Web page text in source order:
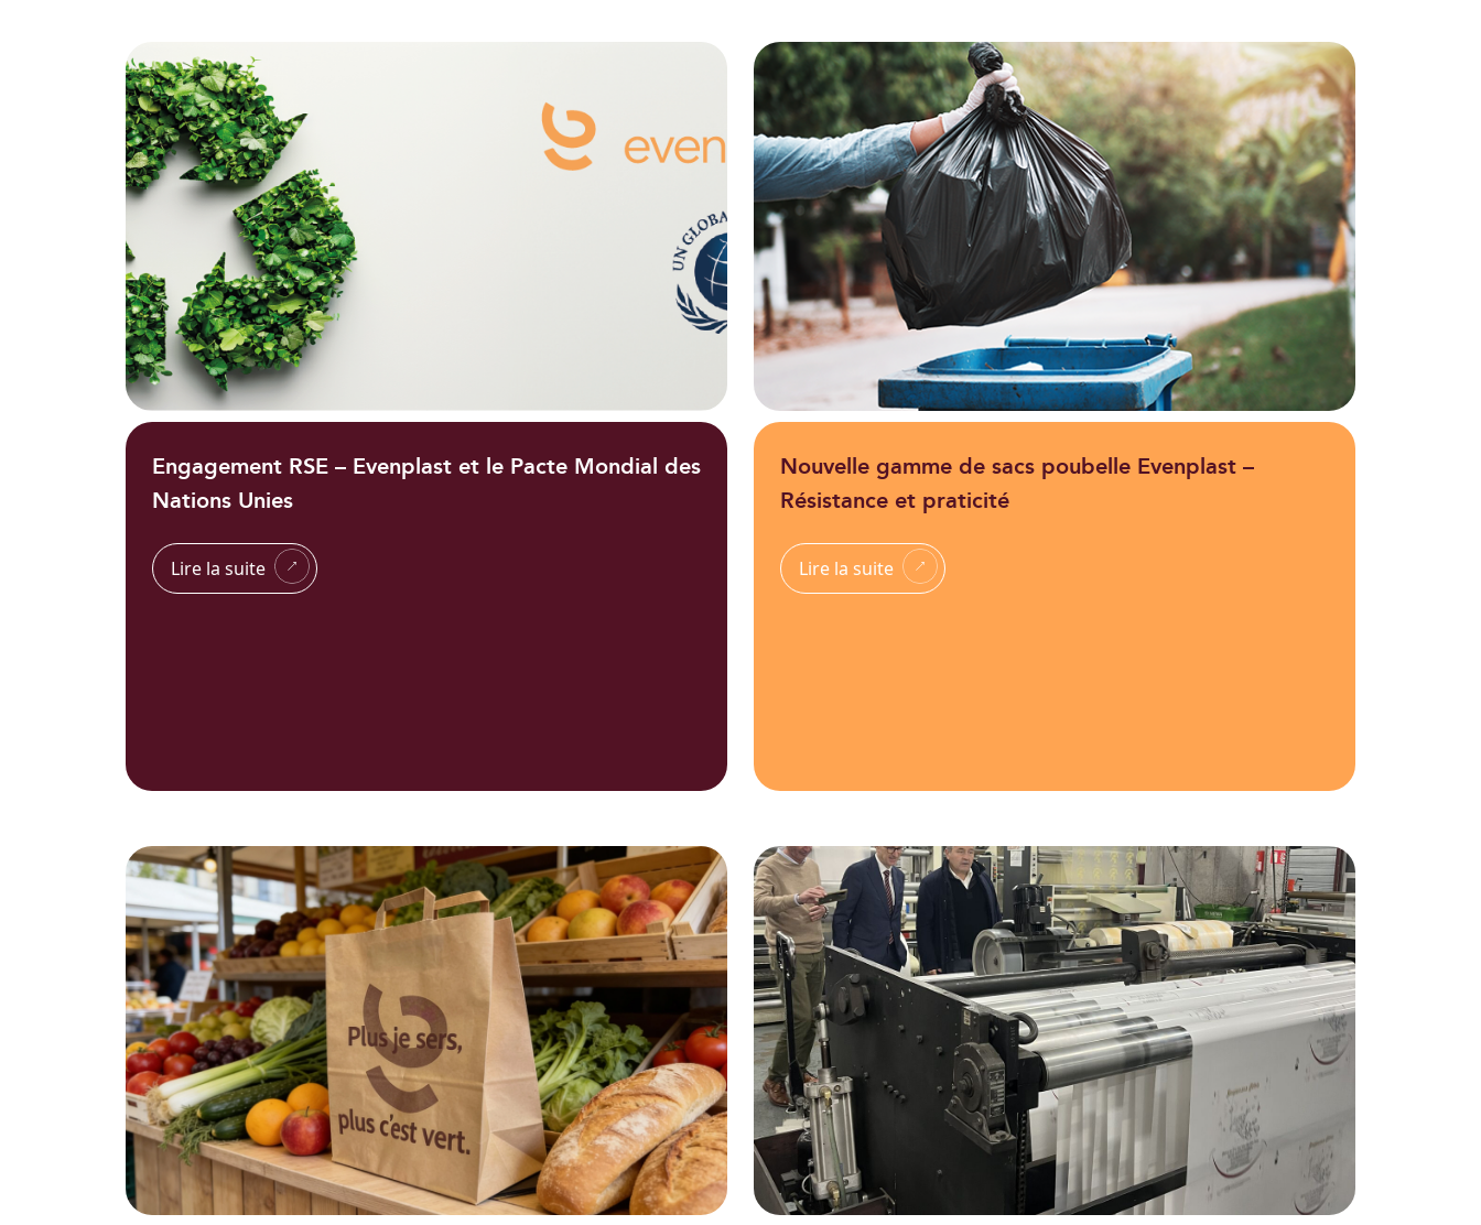
Engagement RSE – Evenplast et le Pacte Mondial des
Nations Unies
Lire la suite
Nouvelle gamme de sacs poubelle Evenplast –
Résistance et praticité
Lire la suite